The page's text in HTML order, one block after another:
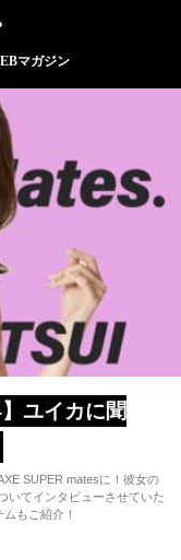
マガジン
ユイカに聞
SUPER matesに！彼女の
いてインタビューさせていた
もご紹介！